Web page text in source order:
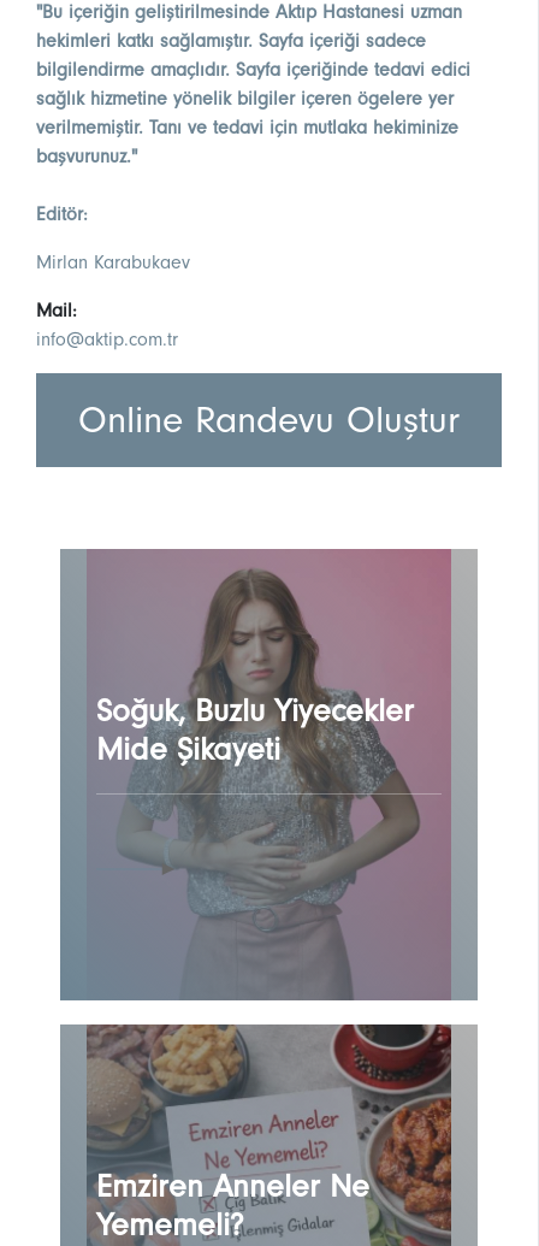
"Bu içeriğin geliştirilmesinde Aktıp Hastanesi uzman
hekimleri katkı sağlamıştır. Sayfa içeriği sadece
bilgilendirme amaçlıdır. Sayfa içeriğinde tedavi edici
sağlık hizmetine yönelik bilgiler içeren ögelere yer
verilmemiştir. Tanı ve tedavi için mutlaka hekiminize
başvurunuz."
Editör:
Mirlan Karabukaev
Mail:
info@aktip.com.tr
Online Randevu Oluştur
Soğuk, Buzlu Yiyecekler
Mide Şikayeti
Emziren Anneler Ne
Yememeli?